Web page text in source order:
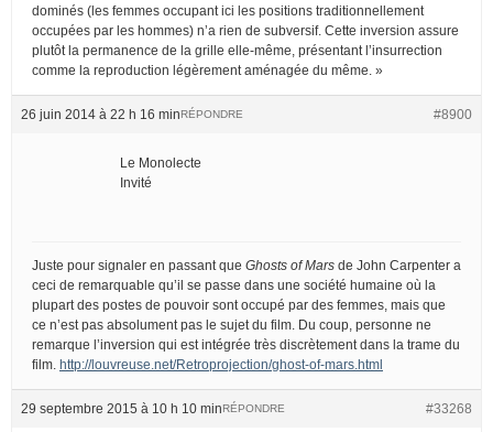
dominés (les femmes occupant ici les positions traditionnellement
occupées par les hommes) n’a rien de subversif. Cette inversion assure
plutôt la permanence de la grille elle-même, présentant l’insurrection
comme la reproduction légèrement aménagée du même. »
26 juin 2014 à 22 h 16 min #8900
RÉPONDRE
Le Monolecte
Invité
Juste pour signaler en passant que Ghosts of Mars de John Carpenter a
ceci de remarquable qu’il se passe dans une société humaine où la
plupart des postes de pouvoir sont occupé par des femmes, mais que
ce n’est pas absolument pas le sujet du film. Du coup, personne ne
remarque l’inversion qui est intégrée très discrètement dans la trame du
film. http://louvreuse.net/Retroprojection/ghost-of-mars.html
29 septembre 2015 à 10 h 10 min #33268
RÉPONDRE